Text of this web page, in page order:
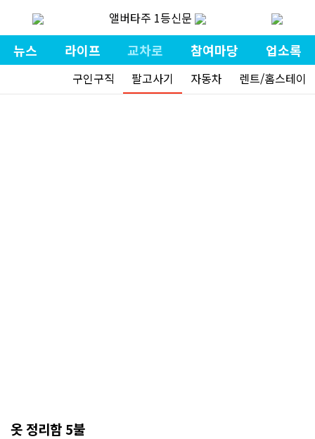
앨버타주 1등신문
뉴스 라이프 교차로 참여마당 업소록
구인구직 팔고사기 자동차 렌트/홈스테이
옷 정리함 5불